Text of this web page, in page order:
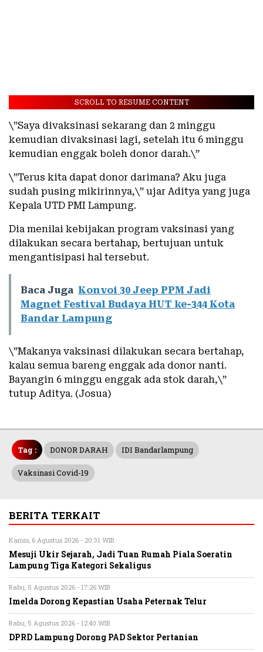
SCROLL TO RESUME CONTENT
\”Saya divaksinasi sekarang dan 2 minggu
kemudian divaksinasi lagi, setelah itu 6 minggu
kemudian enggak boleh donor darah.\”
\”Terus kita dapat donor darimana? Aku juga
sudah pusing mikirinnya,\” ujar Aditya yang juga
Kepala UTD PMI Lampung.
Dia menilai kebijakan program vaksinasi yang
dilakukan secara bertahap, bertujuan untuk
mengantisipasi hal tersebut.
Baca Juga Konvoi 30 Jeep PPM Jadi
Magnet Festival Budaya HUT ke-344 Kota
Bandar Lampung
\”Makanya vaksinasi dilakukan secara bertahap,
kalau semua bareng enggak ada donor nanti.
Bayangin 6 minggu enggak ada stok darah,\”
tutup Aditya. (Josua)
Tag : DONOR DARAH IDI Bandarlampung
Vaksinasi Covid-19
BERITA TERKAIT
Kamis, 6 Agustus 2026 - 20:31 WIB
Mesuji Ukir Sejarah, Jadi Tuan Rumah Piala Soeratin
Lampung Tiga Kategori Sekaligus
Rabu, 5 Agustus 2026 - 17:26 WIB
Imelda Dorong Kepastian Usaha Peternak Telur
Rabu, 5 Agustus 2026 - 12:40 WIB
DPRD Lampung Dorong PAD Sektor Pertanian